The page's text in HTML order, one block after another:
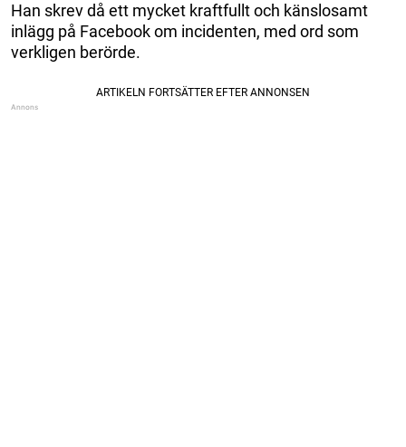
Han skrev då ett mycket kraftfullt och känslosamt
inlägg på Facebook om incidenten, med ord som
verkligen berörde.